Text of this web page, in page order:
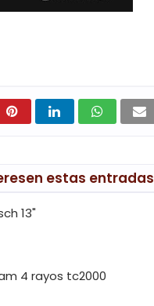
estas entradas
13"
4 rayos tc2000